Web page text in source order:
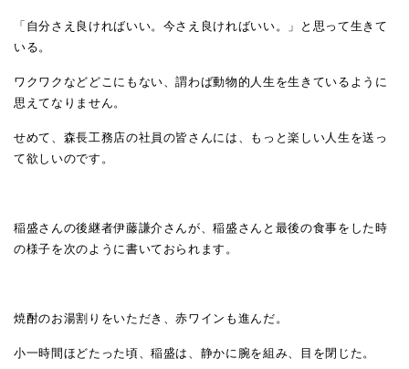
「自分さえ良ければいい。今さえ良ければいい。」と思って生きて
いる。
ワクワクなどどこにもない、謂わば動物的人生を生きているように
思えてなりません。
せめて、森長工務店の社員の皆さんには、もっと楽しい人生を送っ
て欲しいのです。
稲盛さんの後継者伊藤謙介さんが、稲盛さんと最後の食事をした時
の様子を次のように書いておられます。
焼酎のお湯割りをいただき、赤ワインも進んだ。
小一時間ほどたった頃、稲盛は、静かに腕を組み、目を閉じた。